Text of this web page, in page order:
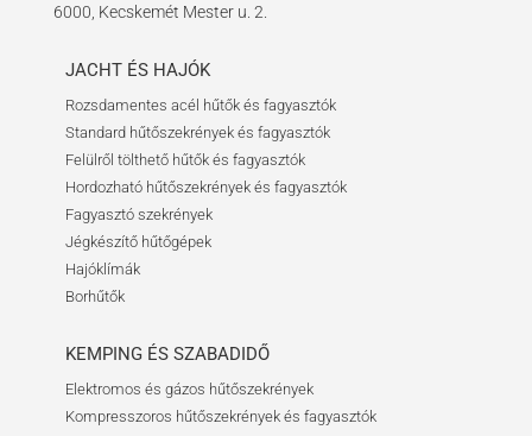
6000, Kecskemét Mester u. 2.
JACHT ÉS HAJÓK
Rozsdamentes acél hűtők és fagyasztók
Standard hűtőszekrények és fagyasztók
Felülről tölthető hűtők és fagyasztók
Hordozható hűtőszekrények és fagyasztók
Fagyasztó szekrények
Jégkészítő hűtőgépek
Hajóklímák
Borhűtők
KEMPING ÉS SZABADIDŐ
Elektromos és gázos hűtőszekrények
Kompresszoros hűtőszekrények és fagyasztók